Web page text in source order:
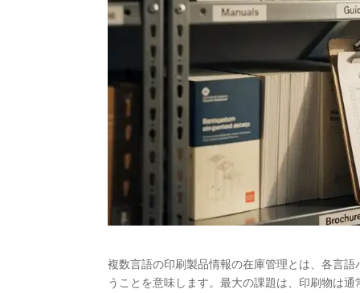
複数言語の印刷製品情報の在庫管理とは、各言
うことを意味します。最大の課題は、印刷物は